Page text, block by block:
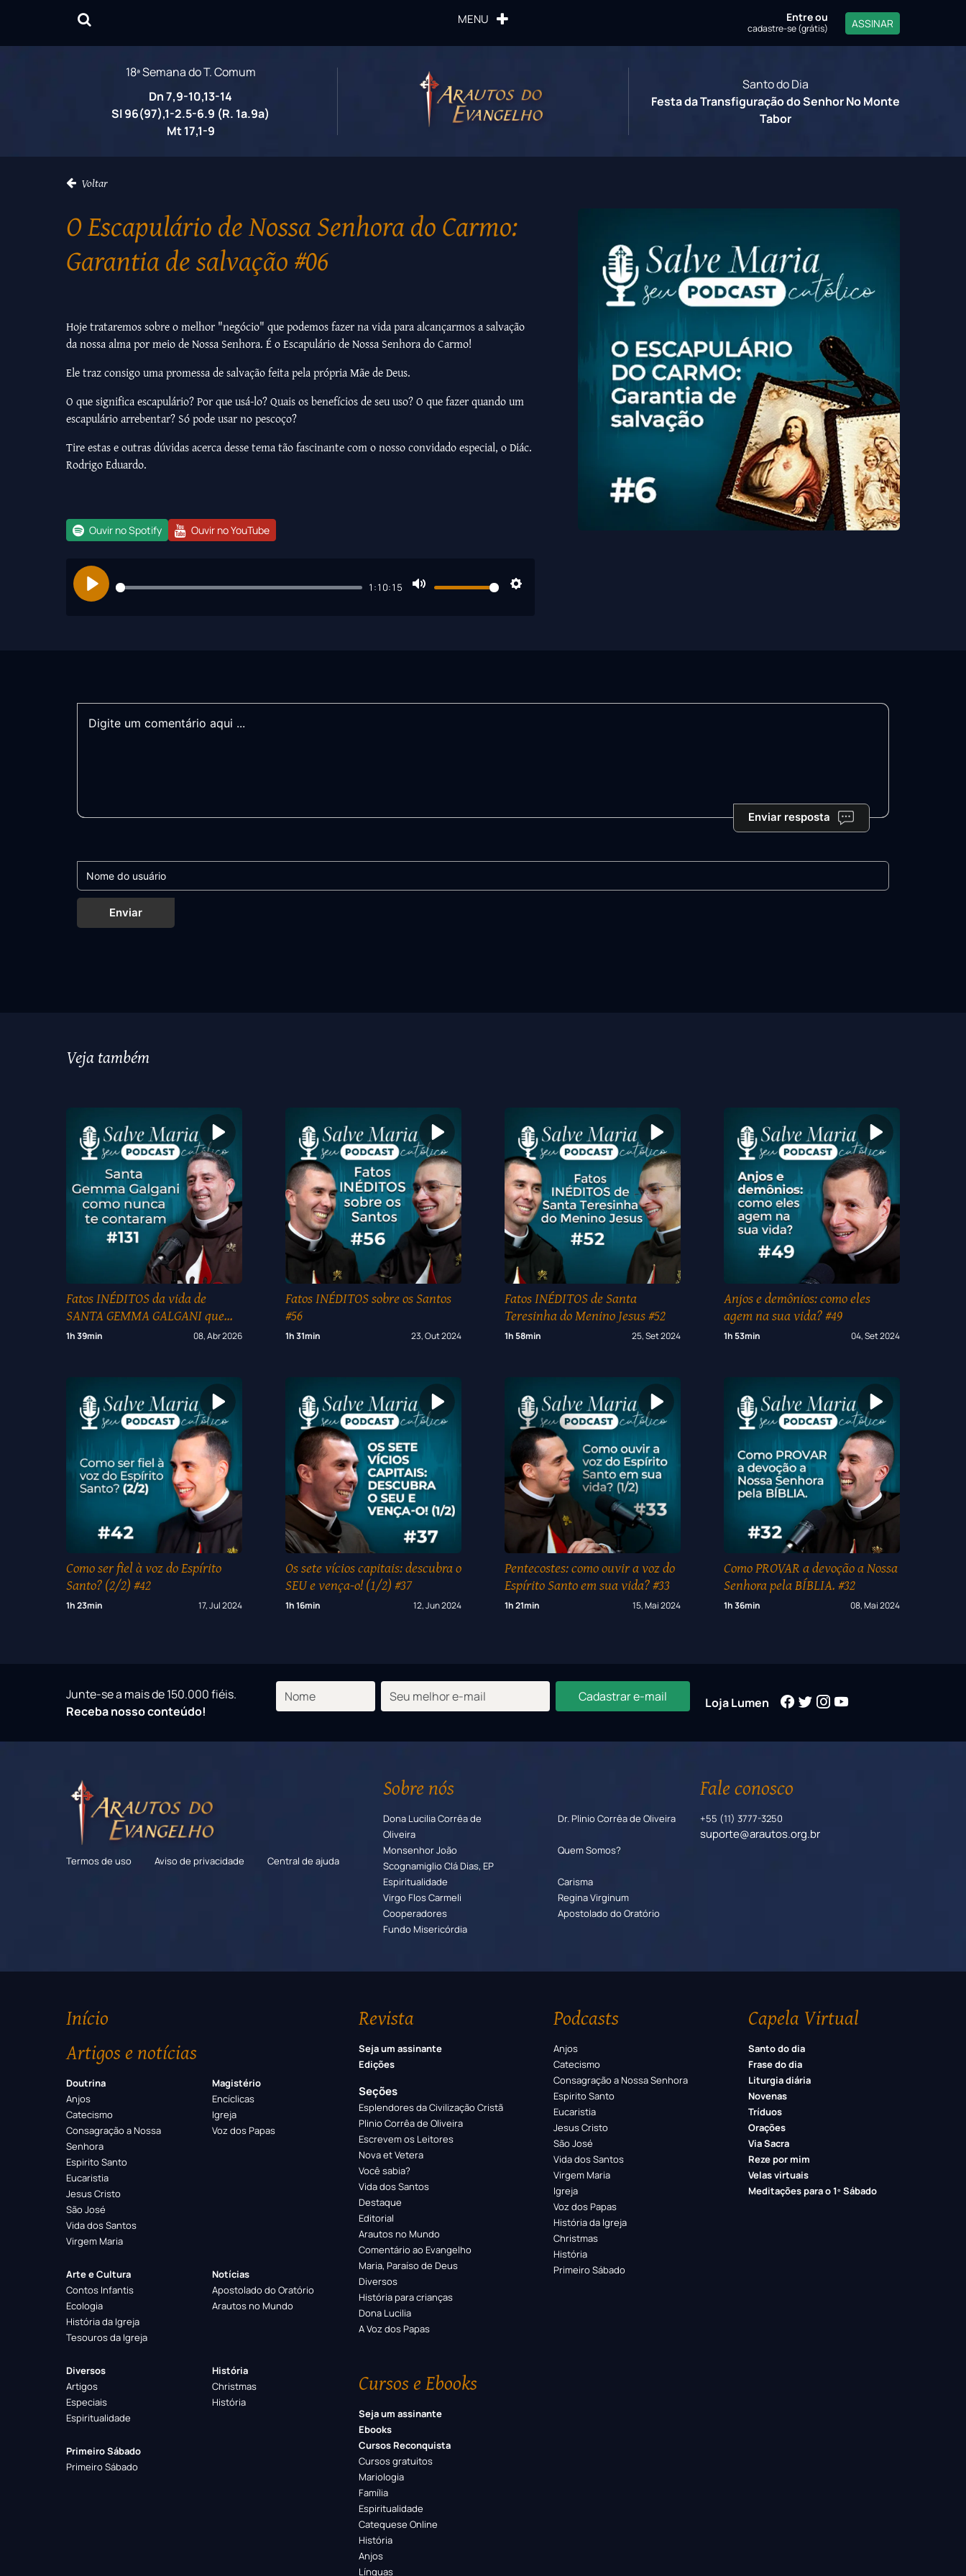
MENU Entreou
cadastre-se (grátis) ASSINAR
18ª Semana do T. Comum
Dn 7,9-10,13-14
Sl 96(97),1-2.5-6.9 (R. 1a.9a)
Mt 17,1-9
Santo do Dia
Festa da Transfiguração do Senhor No Monte
Tabor
Voltar
O Escapulário de Nossa Senhora do Carmo:
Garantia de salvação #06
Hoje trataremos sobre o melhor "negócio" que podemos fazer na vida para alcançarmos a salvação
da nossa alma por meio de Nossa Senhora. É o Escapulário de Nossa Senhora do Carmo!
Ele traz consigo uma promessa de salvação feita pela própria Mãe de Deus.
O que significa escapulário? Por que usá-lo? Quais os benefícios de seu uso? O que fazer quando um
escapulário arrebentar? Só pode usar no pescoço?
Tire estas e outras dúvidas acerca desse tema tão fascinante com o nosso convidado especial, o Diác.
Rodrigo Eduardo.
Ouvir no Spotify Ouvir no YouTube
Play
1:10:15
Enviar resposta
Enviar
Veja também
Fatos INÉDITOS da vida de
SANTA GEMMA GALGANI que
poucos conhecem #131
1h 39min 08, Abr 2026
Fatos INÉDITOS sobre os Santos
#56
1h 31min 23, Out 2024
Fatos INÉDITOS de Santa
Teresinha do Menino Jesus #52
1h 58min 25, Set 2024
Anjos e demônios: como eles
agem na sua vida? #49
1h 53min 04, Set 2024
Como ser fiel à voz do Espírito
Santo? (2/2) #42
1h 23min 17, Jul 2024
Os sete vícios capitais: descubra o
SEU e vença-o! (1/2) #37
1h 16min 12, Jun 2024
Pentecostes: como ouvir a voz do
Espírito Santo em sua vida? #33
1h 21min 15, Mai 2024
Como PROVAR a devoção a Nossa
Senhora pela BÍBLIA. #32
1h 36min 08, Mai 2024
Junte-se a mais de 150.000 fiéis.
Receba nosso conteúdo!
Cadastrar e-mail Loja Lumen
Termos de uso Aviso de privacidade Central de ajuda
Sobre nós
Dona Lucilia Corrêa de
Oliveira
Dr. Plinio Corrêa de Oliveira
Monsenhor João
Scognamiglio Clá Dias, EP
Quem Somos?
Espiritualidade
Carisma
Virgo Flos Carmeli
Regina Virginum
Cooperadores
Apostolado do Oratório
Fundo Misericórdia
Fale conosco
+55 (11) 3777-3250
suporte@arautos.org.br
Início
Artigos e notícias
Doutrina
Anjos
Catecismo
Consagração a Nossa
Senhora
Espirito Santo
Eucaristia
Jesus Cristo
São José
Vida dos Santos
Virgem Maria
Magistério
Encíclicas
Igreja
Voz dos Papas
Arte e Cultura
Contos Infantis
Ecologia
História da Igreja
Tesouros da Igreja
Notícias
Apostolado do Oratório
Arautos no Mundo
Diversos
Artigos
Especiais
Espiritualidade
História
Christmas
História
Primeiro Sábado
Primeiro Sábado
Revista
Seja um assinante
Edições
Seções
Esplendores da Civilização Cristã
Plinio Corrêa de Oliveira
Escrevem os Leitores
Nova et Vetera
Você sabia?
Vida dos Santos
Destaque
Editorial
Arautos no Mundo
Comentário ao Evangelho
Maria, Paraíso de Deus
Diversos
História para crianças
Dona Lucilia
A Voz dos Papas
Cursos e Ebooks
Seja um assinante
Ebooks
Cursos Reconquista
Cursos gratuitos
Mariologia
Família
Espiritualidade
Catequese Online
História
Anjos
Línguas
Podcasts
Anjos
Catecismo
Consagração a Nossa Senhora
Espirito Santo
Eucaristia
Jesus Cristo
São José
Vida dos Santos
Virgem Maria
Igreja
Voz dos Papas
História da Igreja
Christmas
História
Primeiro Sábado
Capela Virtual
Santo do dia
Frase do dia
Liturgia diária
Novenas
Tríduos
Orações
Via Sacra
Reze por mim
Velas virtuais
Meditações para o 1º Sábado